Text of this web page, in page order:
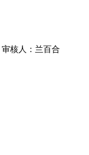
审核人：兰百合